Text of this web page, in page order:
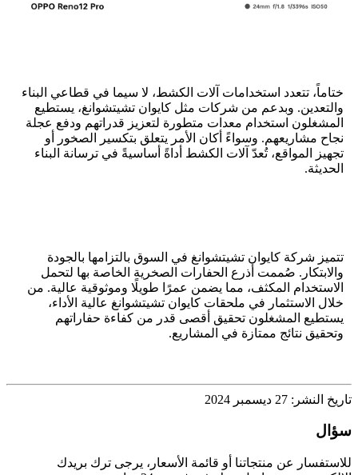
ختاماً، تتعدد استخدامات آلات الكشط، لا سيما في قطاعي البناء
والتعدين. وبدعم من شركات مثل كايوان تشيتشوانغ، يستطيع
المشغلون استخدام معدات متطورة لتعزيز قدراتهم ودفع عجلة
نجاح مشاريعهم. وسواءً أكان الأمر يتعلق بتكسير الصخور أو
تجهيز المواقع، تُعدّ آلات الكشط أداةً أساسيةً في ترسانة البناء
الحديثة.
تتميز شركة كايوان تشيتشوانغ في السوق بالتزامها بالجودة
والابتكار. صُممت أذرع الحفارات الصخرية الخاصة بها لتحمل
الاستخدام المكثف، مما يضمن عمرًا طويلًا وموثوقية عالية. من
خلال الاستثمار في ملحقات كايوان تشيتشوانغ عالية الأداء،
يستطيع المشغلون تحقيق أقصى قدر من كفاءة حفاراتهم
وتحقيق نتائج ممتازة في المشاريع.
تاريخ النشر: 27 ديسمبر 2024
سؤال
للاستفسار عن منتجاتنا أو قائمة الأسعار، يرجى ترك بريدك